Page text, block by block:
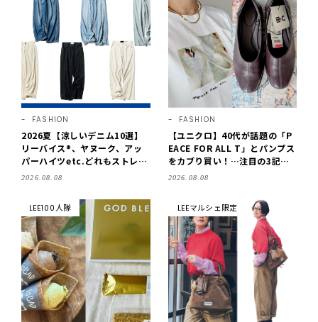
FASHION
2026夏【涼しいデニム10選】
リーバイス®、ヤヌーク、アッ
パーハイツetc.どれもストレス
フリーなはき心地！
2026.08.08
FASHION
【ユニクロ】40代が話題の「P
EACE FOR ALL T」とパンプス
をカブり買い！…注目の3記事
をチェック♪【LEE100人隊・2
2026.08.08
LEE100人隊 LEEマルシェ限定